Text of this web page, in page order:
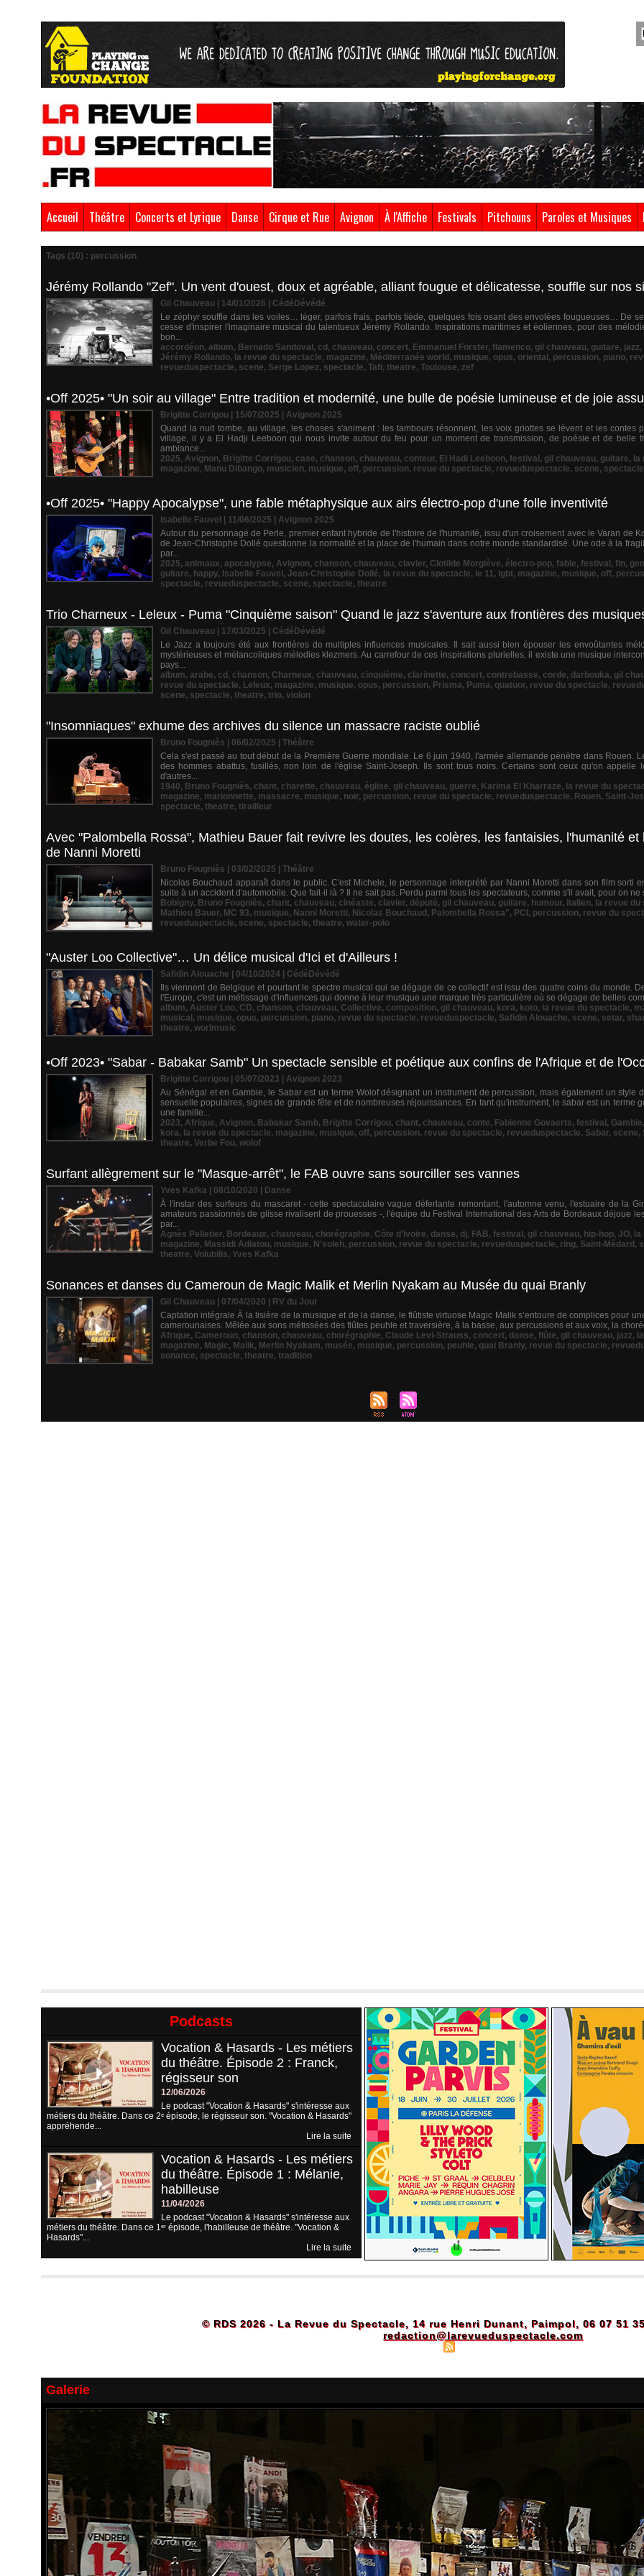
Accueil Théâtre Concerts et Lyrique Danse Cirque et Rue Avignon À l'Affiche Festivals Pitchouns Paroles et Musiques
Tags (10) : percussion
Jérémy Rollando "Zef". Un vent d'ouest, doux et agréable, alliant fougue et délicatesse, souffle sur nos
Gil Chauveau | 14/01/2026
CédéDévédé
Le zéphyr souffle dans les voiles… léger, parfois frais, parfois tiède, quelques fois osant des envolées fougueuses… De
cesse d'inspirer l'imaginaire musical du talentueux Jérémy Rollando. Inspirations maritimes et éoliennes, pour des
bon...
accordéon, album, Bernado Sandoval , cd , chauveau, concert, Emmanuel Forster, flamenco, gil chauveau, guitare, jazz,
Jérémy Rollando, la revue du spectacle, magazine, Méditerranée world , musique, opus, oriental , percussion, piano,
revueduspectacle, scene, Serge Lopez, spectacle, Tafi, theatre, Toulouse, zef
•Off 2025• "Un soir au village" Entre tradition et modernité, une bulle de poésie lumineuse et de joie
Brigitte Corrigou | 15/07/2025
Avignon 2025
Quand la nuit tombe, au village, les choses s'animent : les tambours résonnent, les voix griottes se lèvent et les contes
village, il y a El Hadji Leeboon qui nous invite autour du feu pour un moment de transmission, de poésie et de belle
ambiance...
2025, Avignon, Brigitte Corrigou, case, chanson, chauveau, conteur, El Hadi Leeboon, festival , gil chauveau, guitare, la
magazine, Manu Dibango, musicien, musique, off, percussion, revue du spectacle, revueduspectacle, scene, spectacle
•Off 2025• "Happy Apocalypse", une fable métaphysique aux airs électro-pop d'une folle inventivité
Isabelle Fauvel | 11/06/2025
Avignon 2025
Autour du personnage de Perle, premier enfant hybride de l'histoire de l'humanité, issu d'un croisement avec le Varan de
de Jean-Christophe Dollé questionne la normalité et la place de l'humain dans notre monde standardisé. Une ode à la
par...
2025, animaux, apocalypse, Avignon, chanson, chauveau, clavier, Clotilde Morgiève, électro-pop, fable, festival , fin,
guitare, happy, Isabelle Fauvel , Jean-Christophe Dollé, la revue du spectacle, le 11, lgbt, magazine, musique, off,
spectacle, revueduspectacle, scene, spectacle, theatre
Trio Charneux - Leleux - Puma "Cinquième saison" Quand le jazz s'aventure aux frontières des
Gil Chauveau | 17/03/2025
CédéDévédé
Le Jazz a toujours été aux frontières de multiples influences musicales. Il sait aussi bien épouser les envoûtantes
mystérieuses et mélancoliques mélodies klezmers. Au carrefour de ces inspirations plurielles, il existe une musique
pays...
album, arabe, cd , chanson, Charneux, chauveau, cinquième, clarinette, concert, contrebasse, corde, darbouka, gil
revue du spectacle, Leleux, magazine, musique, opus, percussion, Prisma, Puma, quatuor, revue du spectacle,
scene, spectacle, theatre, trio, violon
"Insomniaques" exhume des archives du silence un massacre raciste oublié
Bruno Fougniès | 06/02/2025
Théâtre
Cela s'est passé au tout début de la Première Guerre mondiale. Le 6 juin 1940, l'armée allemande pénètre dans Rouen.
des hommes abattus, fusillés, non loin de l'église Saint-Joseph. Ils sont tous noirs. Certains sont ceux qu'on appelle
d'autres...
1940, Bruno Fougniès, chant, charette, chauveau, église, gil chauveau, guerre, Karima El Kharraze, la revue du
magazine, marionnette, massacre, musique, noir, percussion, revue du spectacle, revueduspectacle, Rouen, Saint-
spectacle, theatre, tirailleur
Avec "Palombella Rossa", Mathieu Bauer fait revivre les doutes, les colères, les fantaisies, l'humanité et
de Nanni Moretti
Bruno Fougniès | 03/02/2025
Théâtre
Nicolas Bouchaud apparaît dans le public. C'est Michele, le personnage interprété par Nanni Moretti dans son film sorti
suite à un accident d'automobile. Que fait-il là ? Il ne sait pas. Perdu parmi tous les spectateurs, comme s'il avait, pour on ne
Bobigny, Bruno Fougniès, chant, chauveau, cinéaste, clavier, député, gil chauveau, guitare, humour, italien, la revue du
Mathieu Bauer, MC 93, musique, Nanni Moretti, Nicolas Bouchaud , Palombella Rossa", PCI , percussion, revue du
revueduspectacle, scene, spectacle, theatre, water-polo
"Auster Loo Collective"… Un délice musical d'Ici et d'Ailleurs !
Safidin Alouache | 04/10/2024
CédéDévédé
Ils viennent de Belgique et pourtant le spectre musical qui se dégage de ce collectif est issu des quatre coins du monde.
l'Europe, c'est un métissage d'influences qui donne à leur musique une marque très particulière où se dégage de belles
album, Auster Loo, CD, chanson, chauveau, Collective, composition, gil chauveau, kora, koto, la revue du spectacle,
musical , musique, opus, percussion, piano, revue du spectacle, revueduspectacle, Safidin Alouache, scene, setar,
theatre, worlmusic
•Off 2023• "Sabar - Babakar Samb" Un spectacle sensible et poétique aux confins de l'Afrique et de
Brigitte Corrigou | 05/07/2023
Avignon 2023
Au Sénégal et en Gambie, le Sabar est un terme Wolof désignant un instrument de percussion, mais également un style
sensuelle populaires, signes de grande fête et de nombreuses réjouissances. En tant qu'instrument, le sabar est un terme
une famille...
2023, Afrique, Avignon, Babakar Samb, Brigitte Corrigou, chant, chauveau, conte, Fabienne Govaerts, festival , Gambie,
kora, la revue du spectacle, magazine, musique, off, percussion, revue du spectacle, revueduspectacle, Sabar, scene,
theatre, Verbe Fou, wolof
Surfant allègrement sur le "Masque-arrêt", le FAB ouvre sans sourciller ses vannes
Yves Kafka | 08/10/2020
Danse
À l'instar des surfeurs du mascaret - cette spectaculaire vague déferlante remontant, l'automne venu, l'estuaire de la
amateurs passionnés de glisse rivalisent de prouesses -, l'équipe du Festival International des Arts de Bordeaux déjoue
par...
Agnès Pelletier, Bordeaux, chauveau, chorégraphie, Côte d'Ivoire, danse, dj, FAB, festival , gil chauveau, hip-hop, JO,
magazine, Massidi Adiatou, musique, N'soleh, percussion, revue du spectacle, revueduspectacle, ring, Saint-Médard ,
theatre, Volubilis, Yves Kafka
Sonances et danses du Cameroun de Magic Malik et Merlin Nyakam au Musée du quai Branly
Gil Chauveau | 07/04/2020
RV du Jour
Captation intégrale À la lisière de la musique et de la danse, le flûtiste virtuose Magic Malik s’entoure de complices pour
camerounaises. Mêlée aux sons métissées des flûtes peuhle et traversière, à la basse, aux percussions et aux voix, la
Afrique, Cameroun, chanson, chauveau, chorégraphie, Claude Levi-Strauss, concert, danse, flûte, gil chauveau, jazz,
magazine, Magic, Malik, Merlin Nyakam, musée, musique, percussion, peuhle, quai Branly, revue du spectacle,
sonance, spectacle, theatre, tradition
Podcasts
Vocation & Hasards - Les métiers
du théâtre. Épisode 2 : Franck,
régisseur son
12/06/2026
Le podcast "Vocation & Hasards" s'intéresse aux
métiers du théâtre. Dans ce 2ᵉ épisode, le régisseur son. "Vocation & Hasards"
appréhende...
Lire la suite
Vocation & Hasards - Les métiers
du théâtre. Épisode 1 : Mélanie,
habilleuse
11/04/2026
Le podcast "Vocation & Hasards" s'intéresse aux
métiers du théâtre. Dans ce 1ᵉʳ épisode, l'habilleuse de théâtre. "Vocation &
Hasards"...
Lire la suite
© RDS 2026 - La Revue du Spectacle, 14 rue Henri Dunant, Paimpol, 06 07 51
redaction@larevueduspectacle.com
Galerie